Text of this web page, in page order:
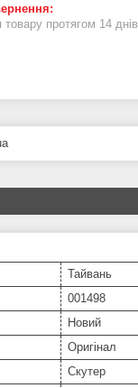
товару протягом 14 днів
Тайвань
001498
Новий
Оригінал
Скутер